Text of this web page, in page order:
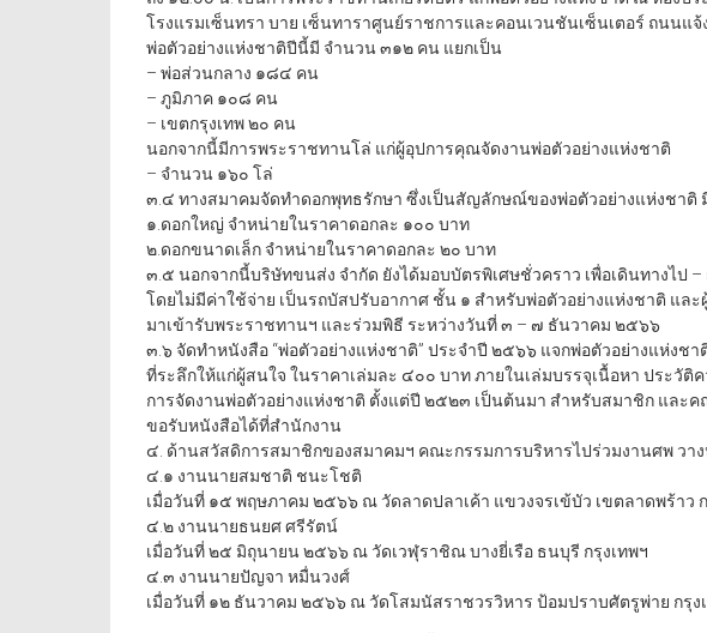
โรงแรมเซ็นทรา บาย เซ็นทาราศูนย์ราชการและคอนเวนชันเซ็นเตอร์ ถนนแ
พ่อตัวอย่างแห่งชาติปีนี้มี จำนวน ๓๑๒ คน แยกเป็น
– พ่อส่วนกลาง ๑๘๔ คน
– ภูมิภาค ๑๐๘ คน
– เขตกรุงเทพ ๒๐ คน
นอกจากนี้มีการพระราชทานโล่ แก่ผู้อุปการคุณจัดงานพ่อตัวอย่างแห่งชาติ
– จำนวน ๑๖๐ โล่
๓.๔ ทางสมาคมจัดทำดอกพุทธรักษา ซึ่งเป็นสัญลักษณ์ของพ่อตัวอย่างแห่งชาติ
๑.ดอกใหญ่ จำหน่ายในราคาดอกละ ๑๐๐ บาท
๒.ดอกขนาดเล็ก จำหน่ายในราคาดอกละ ๒๐ บาท
๓.๕ นอกจากนี้บริษัทขนส่ง จำกัด ยังได้มอบบัตรพิเศษชั่วคราว เพื่อเดินทางไป –
โดยไม่มีค่าใช้จ่าย เป็นรถบัสปรับอากาศ ชั้น ๑ สำหรับพ่อตัวอย่างแห่งชาติ และ
มาเข้ารับพระราชทานฯ และร่วมพิธี ระหว่างวันที่ ๓ – ๗ ธันวาคม ๒๕๖๖
๓.๖ จัดทำหนังสือ “พ่อตัวอย่างแห่งชาติ” ประจำปี ๒๕๖๖ แจกพ่อตัวอย่างแห่งช
ที่ระลึกให้แก่ผู้สนใจ ในราคาเล่มละ ๔๐๐ บาท ภายในเล่มบรรจุเนื้อหา ประวัติ
การจัดงานพ่อตัวอย่างแห่งชาติ ตั้งแต่ปี ๒๕๒๓ เป็นต้นมา สำหรับสมาชิก และค
ขอรับหนังสือได้ที่สำนักงาน
๔. ด้านสวัสดิการสมาชิกของสมาคมฯ คณะกรรมการบริหารไปร่วมงานศพ วา
๔.๑ งานนายสมชาติ ชนะโชติ
เมื่อวันที่ ๑๕ พฤษภาคม ๒๕๖๖ ณ วัดลาดปลาเค้า แขวงจรเข้บัว เขตลาดพร้าว ก
๔.๒ งานนายธนยศ ศรีรัตน์
เมื่อวันที่ ๒๕ มิถุนายน ๒๕๖๖ ณ วัดเวฬุราชิณ บางยี่เรือ ธนบุรี กรุงเทพฯ
๔.๓ งานนายปัญจา หมื่นวงศ์
เมื่อวันที่ ๑๒ ธันวาคม ๒๕๖๖ ณ วัดโสมนัสราชวรวิหาร ป้อมปราบศัตรูพ่าย กรุง